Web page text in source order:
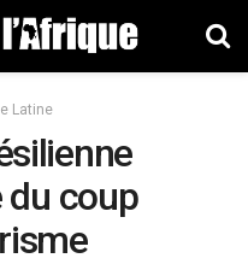
Latine
du coup